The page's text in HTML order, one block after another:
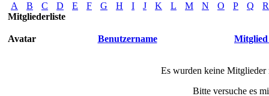
A B C D E F G H I J K L M N O P Q
R
Mitgliederliste
Avatar Benutzername Mitglied
Es wurden keine Mitglieder
Bitte versuche es